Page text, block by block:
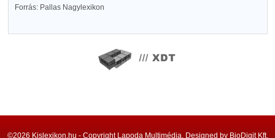
Forrás: Pallas Nagylexikon
©2026 Kislexikon.hu - Copyright Lapoda Multimédia, Designed by BioDigit Kft.